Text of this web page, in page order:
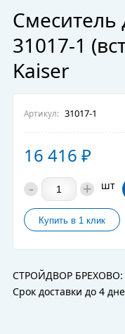
Смеситель
31017-1
Kaiser
Артикул: 31017-1
16 416 ₽
- + шт
СТРОЙДВОР БРЕХОВО:
Срок доставки до 4